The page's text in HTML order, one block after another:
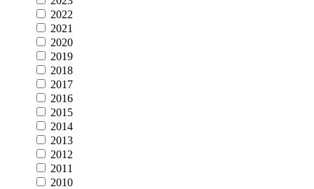
2022
2021
2020
2019
2018
2017
2016
2015
2014
2013
2012
2011
2010